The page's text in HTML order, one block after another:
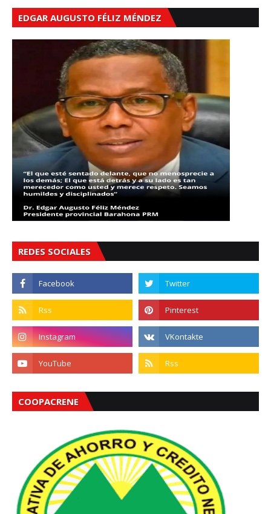
EDGAR AUGUSTO FÉLIZ MÉNDEZ
REDES SOCIALES
COOPACRENE